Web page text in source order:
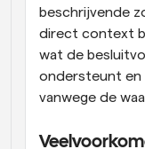
beschrijvende
direct context
wat de
ondersteunt en
vanwege de